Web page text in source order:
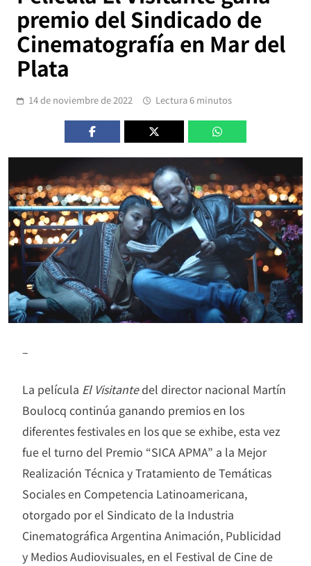
premio del Sindicado de
Cinematografía en Mar del
Plata
14 de noviembre de 2022 Lectura 6 minutos
–
La película El Visitantedel director nacional Martín
Boulocq continúa ganando premios en los
diferentes festivales en los que se exhibe, esta vez
fue el turno del Premio “SICA APMA” a la Mejor
Realización Técnica y Tratamiento de Temáticas
Sociales en Competencia Latinoamericana,
otorgado por el Sindicato de la Industria
Cinematográfica Argentina Animación, Publicidad
y Medios Audiovisuales, en el Festival de Cine de